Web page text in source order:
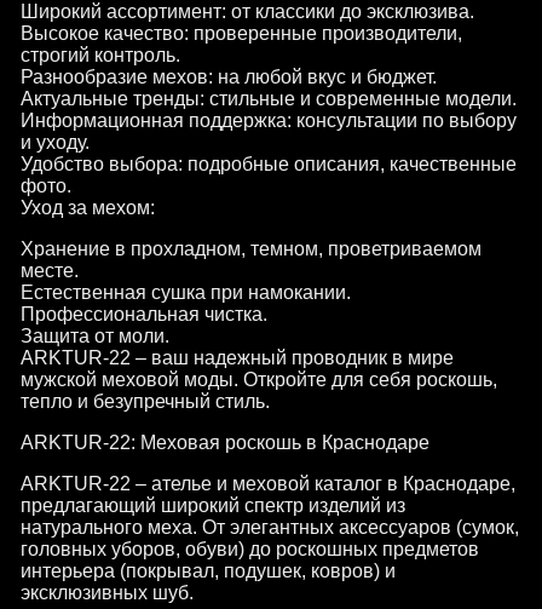
Широкий ассортимент: от классики до эксклюзива.
Высокое качество: проверенные производители,
строгий контроль.
Разнообразие мехов: на любой вкус и бюджет.
Актуальные тренды: стильные и современные модели.
Информационная поддержка: консультации по выбору
и уходу.
Удобство выбора: подробные описания, качественные
фото.
Уход за мехом:
Хранение в прохладном, темном, проветриваемом
месте.
Естественная сушка при намокании.
Профессиональная чистка.
Защита от моли.
ARKTUR-22 – ваш надежный проводник в мире
мужской меховой моды. Откройте для себя роскошь,
тепло и безупречный стиль.
ARKTUR-22: Меховая роскошь в Краснодаре
ARKTUR-22 – ателье и меховой каталог в Краснодаре,
предлагающий широкий спектр изделий из
натурального меха. От элегантных аксессуаров (сумок,
головных уборов, обуви) до роскошных предметов
интерьера (покрывал, подушек, ковров) и
эксклюзивных шуб.